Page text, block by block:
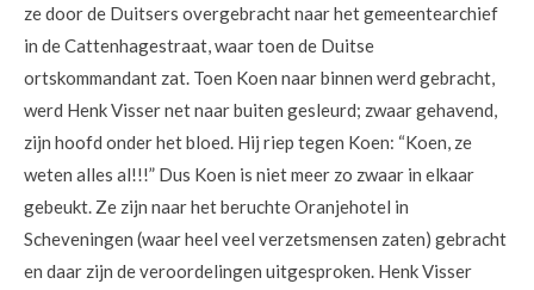
ze door de Duitsers overgebracht naar het gemeentearchief
in de Cattenhagestraat, waar toen de Duitse
ortskommandant zat. Toen Koen naar binnen werd gebracht,
werd Henk Visser net naar buiten gesleurd; zwaar gehavend,
zijn hoofd onder het bloed. Hij riep tegen Koen: “Koen, ze
weten alles al!!!” Dus Koen is niet meer zo zwaar in elkaar
gebeukt. Ze zijn naar het beruchte Oranjehotel in
Scheveningen (waar heel veel verzetsmensen zaten) gebracht
en daar zijn de veroordelingen uitgesproken. Henk Visser